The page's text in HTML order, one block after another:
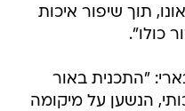
תוך שיפור איכות
כולו".
"התכנית באור
הנשען על מיקומה